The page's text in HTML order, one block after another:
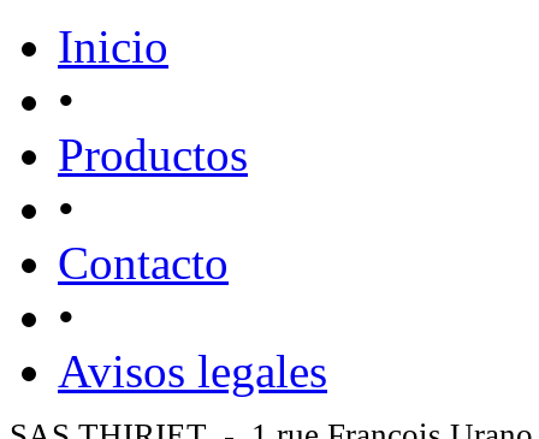
Inicio
•
Productos
•
Contacto
•
Avisos legales